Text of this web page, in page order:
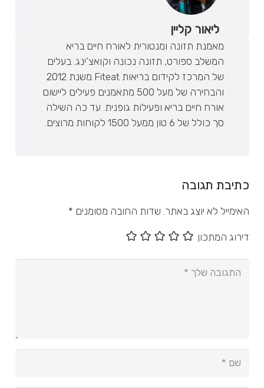
ליאור קליין
מאמנת תזונה ומנטורית לאורח חיים בריא
המשלב ספורט, תזונה נכונה וקואצ'ינג. בעלים
של המרכז לקידום בריאות Fiteat משנת 2012
והבחירה של מעל 500 מתאמנים פעילים ליישום
אורח חיים בריא ופעילות גופנית. עד כה השילה
סך כולל של 6 טון ממעל 1500 לקוחות מרוצים.
כתיבת תגובה
האימייל לא יוצג באתר. שדות החובה מסומנים *
דירוג המתכון